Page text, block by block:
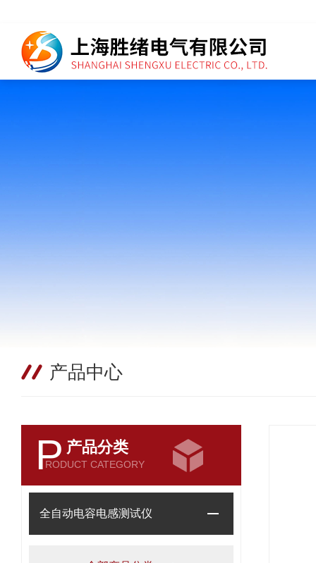
产品中心
P 产品分类
RODUCT CATEGORY
全自动电容电感测试仪